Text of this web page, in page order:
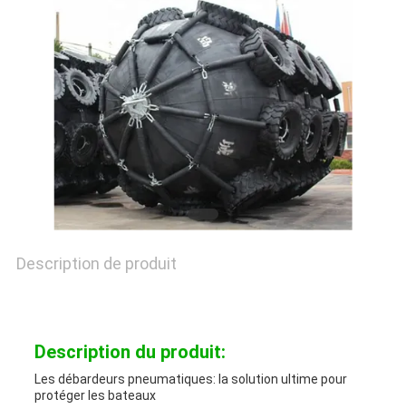
QUALITÉ
CONTACTEZ-
NOUS
NOUVELLES
PLAN
Description de produit
Description du produit:
Les débardeurs pneumatiques: la solution ultime pour
protéger les bateaux